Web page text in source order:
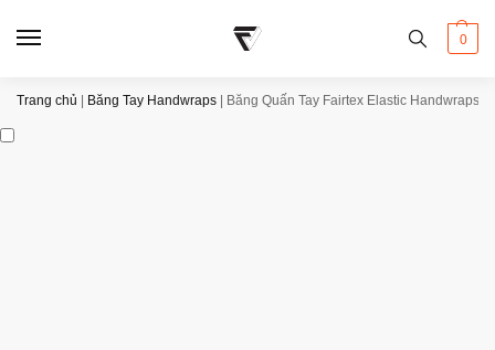
0
Trang chủ Băng Tay Handwraps Băng Quấn Tay Fairtex Elastic Handwraps